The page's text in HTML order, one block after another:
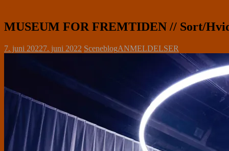
MUSEUM FOR FREMTIDEN // Sort/
7. juni 20227. juni 2022 SceneblogANMELDELSER